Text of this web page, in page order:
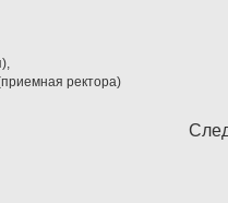
ректора)